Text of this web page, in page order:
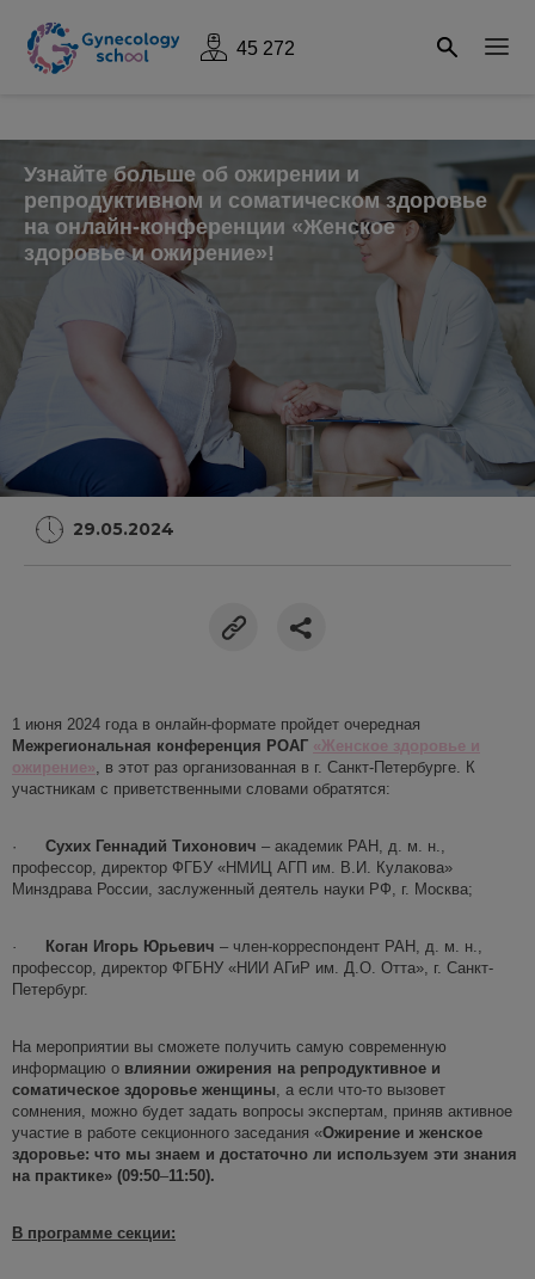
45 272
Узнайте больше об ожирении и
репродуктивном и соматическом здоровье
на онлайн-конференции «Женское
здоровье и ожирение»!
29.05.2024
1 июня 2024 года в онлайн-формате пройдет очередная
Межрегиональная конференция РОАГ «Женское здоровье и
ожирение» , в этот раз организованная в г. Санкт-Петербурге. К
участникам с приветственными словами обратятся:
· Сухих Геннадий Тихонович – академик РАН, д. м. н.,
профессор, директор ФГБУ «НМИЦ АГП им. В.И. Кулакова»
Минздрава России заслуженный деятель науки РФ, г. Москва;
· Коган Игорь Юрьевич – член-корреспондент РАН, д. м. н.,
профессор, директор ФГБНУ «НИИ АГиР им. Д.О. Отта», г. Санкт-
Петербург.
На мероприятии вы сможете получить самую современную
информацию о влиянии ожирения на репродуктивное и
соматическое здоровье женщины , а если что-то вызовет
сомнения, можно будет задать вопросы экспертам, приняв активное
участие в работе секционного заседания «Ожирение и женское
здоровье: что мы знаем и достаточно ли используем эти знания
на практике» (09:50–11:50).
В программе секции: